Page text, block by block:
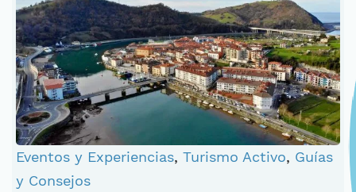
Eventos y Experiencias, Turismo Activo, Guías
y Consejos